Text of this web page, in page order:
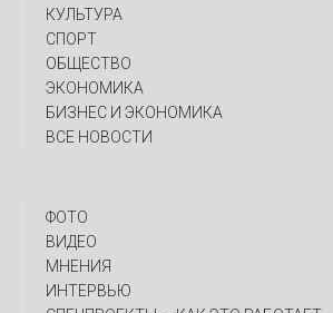
КУЛЬТУРА
СПОРТ
ОБЩЕСТВО
ЭКОНОМИКА
БИЗНЕС И ЭКОНОМИКА
ВСЕ НОВОСТИ
ФОТО
ВИДЕО
МНЕНИЯ
ИНТЕРВЬЮ